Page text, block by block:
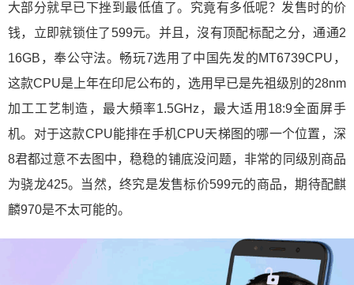
大部分就早已下挫到最低值了。究竟有多低呢？发售时的价
钱，立即就锁住了599元。并且，沒有顶配标配之分，通通2
16GB，奉公守法。畅玩7选用了中国先发的MT6739CPU，
这款CPU是上年在印尼公布的，选用早已是先祖级別的28nm
加工工艺制造，最大頻率1.5GHz，最大适用18:9全面屏手
机。对于这款CPU能排在手机CPU天梯图的哪一个位置，深
8君都过意不去图中，稳稳的铺底没问题，非常的同级別商品
为骁龙425。当然，终究是发售标价599元的商品，期待配麒
麟970是不太可能的。